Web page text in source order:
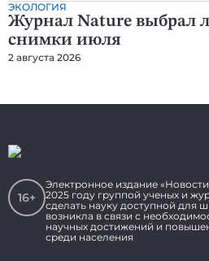
ЭКОЛОГИЯ
Журнал Nature выбрал
снимки июля
2 августа 2026
16+
Электронное издание
2025 году группой ученых и
сделать науку доступной для
возникла в связи с
научных достижений и
среди населения